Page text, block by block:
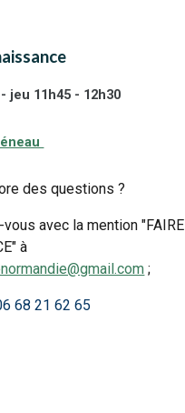
jeu 11h45 - 12h30
des questions ?
avec la mention "FAIRE
à
;
68 21 62 65